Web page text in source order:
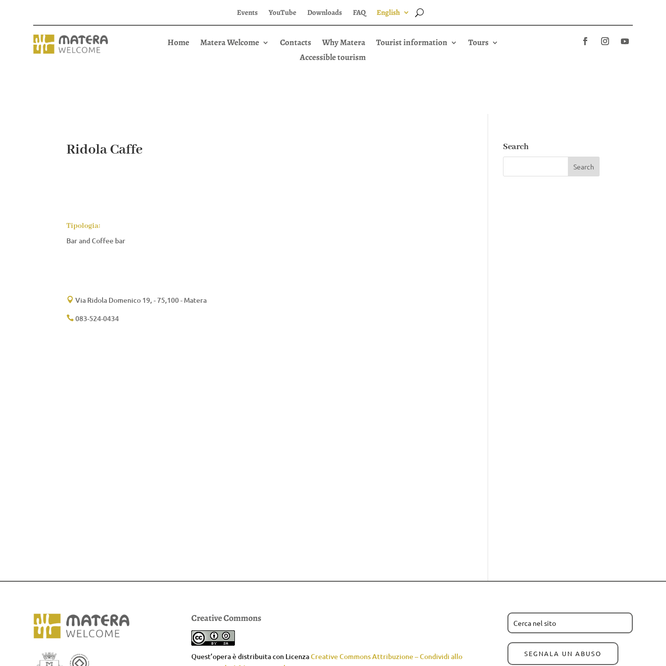
Events YouTube Downloads FAQ English
Home Matera Welcome Contacts Why Matera Tourist information
Tours
Accessible tourism
Ridola Caffe
Tipologia:
Bar and Coffee bar
 Via Ridola Domenico 19, - 75,100 - Matera
 083-524-0434
Search
Creative Commons
Quest’opera è distribuita con LicenzaCreative Commons Attribuzione – Condividi allo
SEGNALA UN ABUSO